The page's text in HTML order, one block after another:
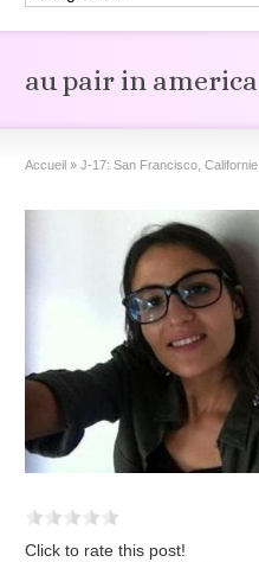
au pair in america
Accueil » J-17: San Francisco, Californie
Click to rate this post!